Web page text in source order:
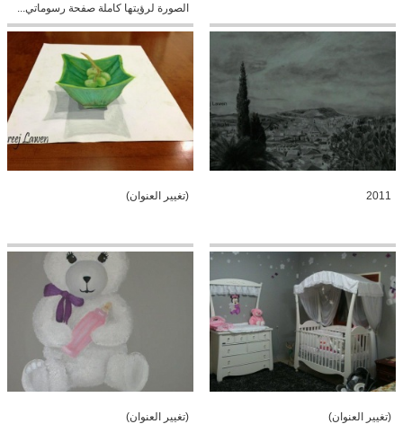
الصورة لرؤيتها كاملة صفحة رسوماتي...
2011 (تغيير العنوان)
(تغيير العنوان) (تغيير العنوان)